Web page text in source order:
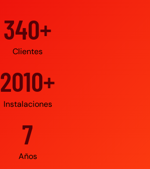
500+
Clientes
3000+
Instalaciones
10
Años